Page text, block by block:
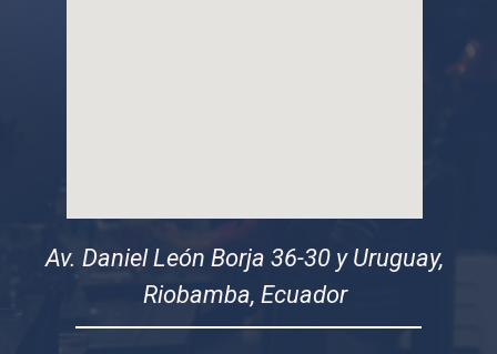
Av. Daniel León Borja 36-30 y Uruguay,
Riobamba, Ecuador